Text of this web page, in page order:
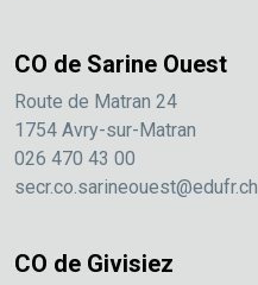
CO de Sarine Ouest
Route de Matran 24
1754 Avry-sur-Matran
026 470 43 00
secr.co.sarineouest@edufr.ch
CO de Givisiez